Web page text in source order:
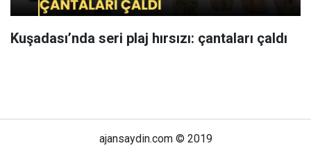
Kuşadası’nda seri plaj hırsızı: çantaları çaldı
ajansaydin.com © 2019